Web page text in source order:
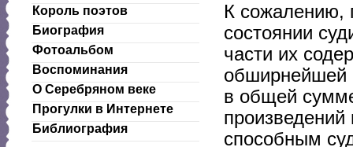
Король поэтов
Биография
Фотоальбом
Воспоминания
О Серебряном веке
Прогулки в Интернете
Библиография
К сожалению,
состоянии
части их
обширнейшей
в общей
способным